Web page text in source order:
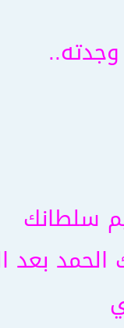
سلطانك
بعد